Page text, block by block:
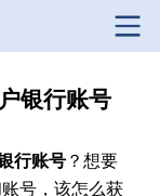
银行账号
行账号？想要
号，该怎么获